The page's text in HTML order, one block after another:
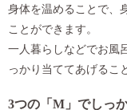
身体を温めることで、
ことができます。
一人暮らしなどでお風
っかり当ててあげるこ
3つの「M」でしっ